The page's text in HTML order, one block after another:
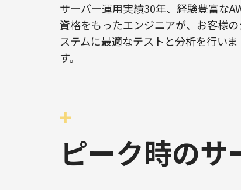
サーバー運用実績30年、経験豊富な
資格をもったエンジニアが、お客様の
ステムに最適なテストと分析を行いま
す。
ピーク時の